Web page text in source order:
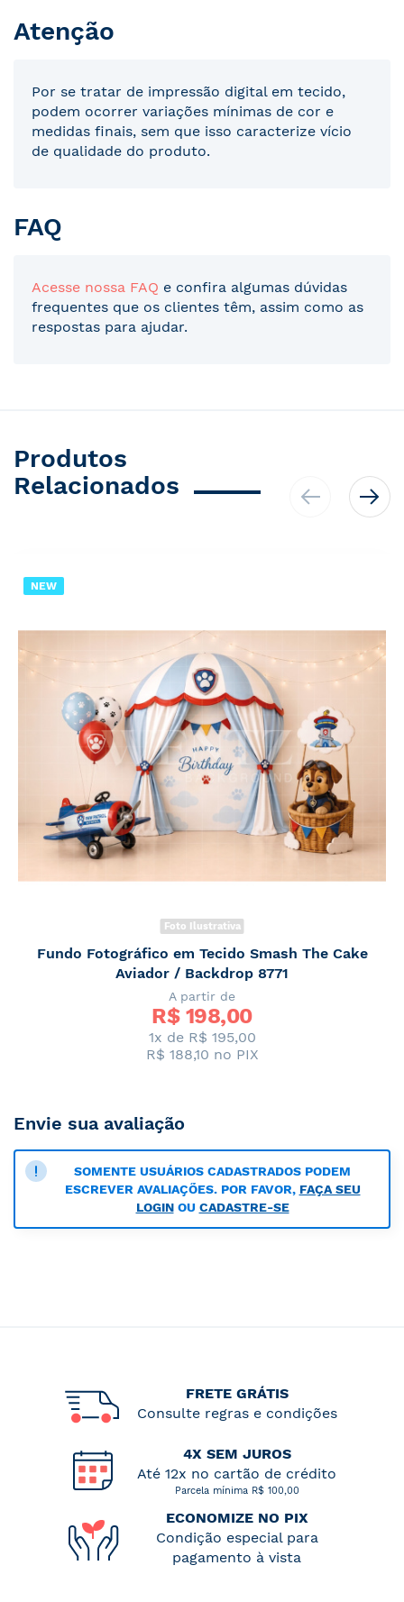
Atenção
Por se tratar de impressão digital em tecido,
podem ocorrer variações mínimas de cor e
medidas finais, sem que isso caracterize vício
de qualidade do produto.
FAQ
Acesse nossa FAQ e confira algumas dúvidas
frequentes que os clientes têm, assim como as
respostas para ajudar.
Produtos
Relacionados
NEW
Foto Ilustrativa
Fundo Fotográfico em Tecido Smash The Cake
Aviador / Backdrop 8771
A partir de
R$ 198,00
1x de R$ 195,00
R$ 188,10 no PIX
Envie sua avaliação
SOMENTE USUÁRIOS CADASTRADOS PODEM
ESCREVER AVALIAÇÕES. POR FAVOR, FAÇA SEU
LOGINOU CADASTRE-SE
FRETE GRÁTIS
Consulte regras e condições
4X SEM JUROS
Até 12x no cartão de crédito
Parcela mínima R$ 100,00
ECONOMIZE NO PIX
Condição especial para
pagamento à vista